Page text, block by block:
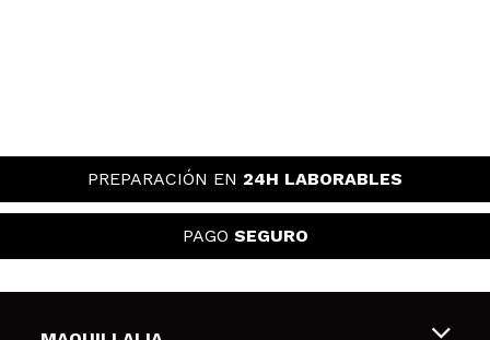
PREPARACIÓN EN 24H LABORABLES
PAGO SEGURO